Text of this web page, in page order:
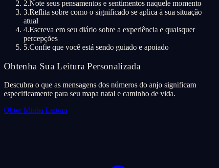
2.Note seus pensamentos e sentimentos naquele momento
3.Reflita sobre como o significado se aplica à sua situação
atual
4.Escreva em seu diário sobre a experiência e quaisquer
percepções
5.Confie que você está sendo guiado e apoiado
Obtenha Sua Leitura Personalizada
Descubra o que as mensagens dos números do anjo significam
especificamente para seu mapa natal e caminho de vida.
Obter Minha Leitura